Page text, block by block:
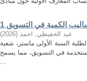
الكمية في التسويق 1
عبد الحفيظي, احمد (
2026
)
خاصة بمقياس الاساليب الكمية التسويق 1، الموجهة لطلبة السنة الأولى ماستر، شعبة
في التسويق، مما يسمح
...